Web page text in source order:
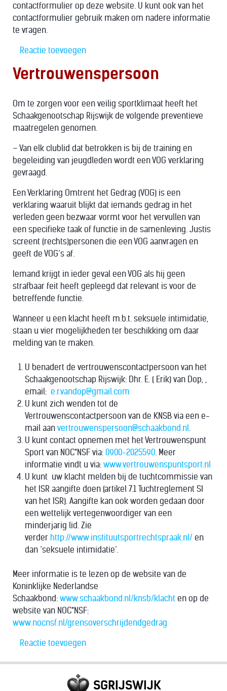
contactformulier op deze website. U kunt ook van het
contactformulier gebruik maken om nadere informatie
te vragen.
Reactie toevoegen
Vertrouwenspersoon
Om te zorgen voor een veilig sportklimaat heeft het
Schaakgenootschap Rijswijk de volgende preventieve
maatregelen genomen.
– Van elk clublid dat betrokken is bij de training en
begeleiding van jeugdleden wordt een VOG verklaring
gevraagd.
Een Verklaring Omtrent het Gedrag (VOG) is een
verklaring waaruit blijkt dat iemands gedrag in het
verleden geen bezwaar vormt voor het vervullen van
een specifieke taak of functie in de samenleving. Justis
screent (rechts)personen die een VOG aanvragen en
geeft de VOG’s af.
Iemand krijgt in ieder geval een VOG als hij geen
strafbaar feit heeft gepleegd dat relevant is voor de
betreffende functie.
Wanneer u een klacht heeft m.b.t. seksuele intimidatie,
staan u vier mogelijkheden ter beschikking om daar
melding van te maken.
U benadert de vertrouwenscontactpersoon van het
Schaakgenootschap Rijswijk: Dhr. E. ( Erik) van Dop, ,
email: e.r.vandop@gmail.com
U kunt zich wenden tot de
Vertrouwenscontactpersoon van de KNSB via een e-
mail aan vertrouwenspersoon@schaakbond.nl.
U kunt contact opnemen met het Vertrouwenspunt
Sport van NOC*NSF via: 0900-2025590. Meer
informatie vindt u via: www.vertrouwenspuntsport.nl
U kunt uw klacht melden bij de tuchtcommissie van
het ISR aangifte doen (artikel 7.1 Tuchtreglement SI
van het ISR). Aangifte kan ook worden gedaan door
een wettelijk vertegenwoordiger van een
minderjarig lid. Zie
verder http://www.instituutsportrechtspraak.nl/ en
dan ‘seksuele intimidatie’.
Meer informatie is te lezen op de website van de
Koninklijke Nederlandse
Schaakbond: www.schaakbond.nl/knsb/klacht en op de
website van NOC*NSF:
www.nocnsf.nl/grensoverschrijdendgedrag
Reactie toevoegen
SGRIJSWIJK